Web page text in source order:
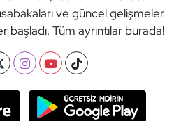
ve güncel gelişmeler
başladı. Tüm ayrıntılar burada!